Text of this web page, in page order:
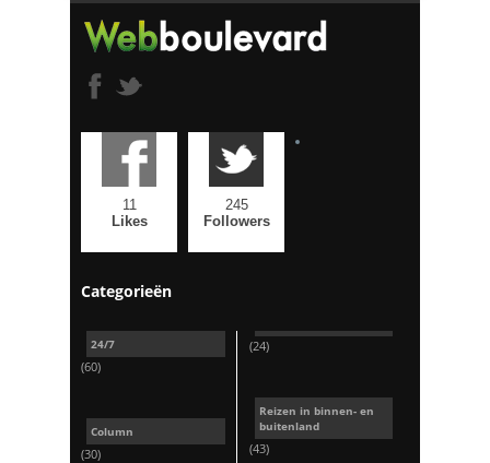
11
Likes
245
Followers
Categorieën
24/7
(60)
Column
(30)
(24)
Reizen in binnen- en
buitenland
(43)